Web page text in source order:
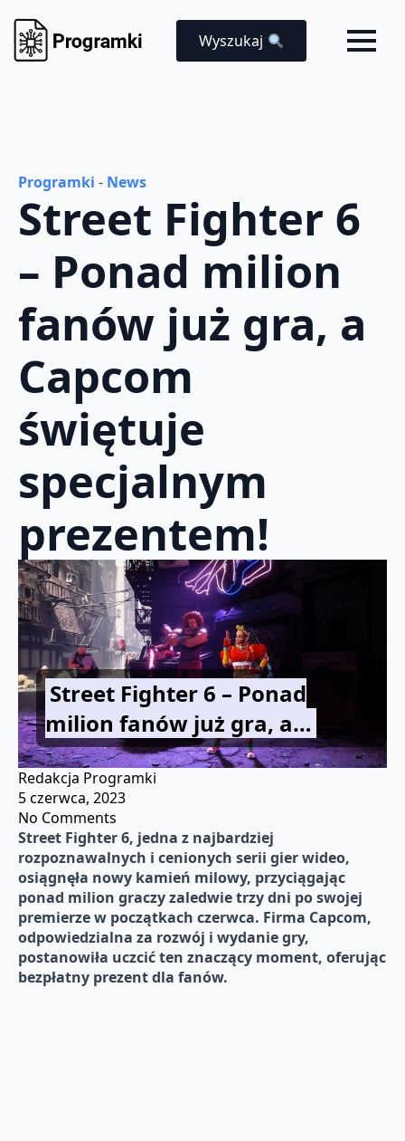
Wyszukaj
Programki - News
Street Fighter 6
– Ponad milion
fanów już gra, a
Capcom
świętuje
specjalnym
prezentem!
Street Fighter 6 – Ponad
milion fanów już gra, a…
Redakcja Programki
5 czerwca, 2023
No Comments
Street Fighter 6, jedna z najbardziej
rozpoznawalnych i cenionych serii gier wideo,
osiągnęła nowy kamień milowy, przyciągając
ponad milion graczy zaledwie trzy dni po swojej
premierze w początkach czerwca. Firma Capcom,
odpowiedzialna za rozwój i wydanie gry,
postanowiła uczcić ten znaczący moment, oferując
bezpłatny prezent dla fanów.